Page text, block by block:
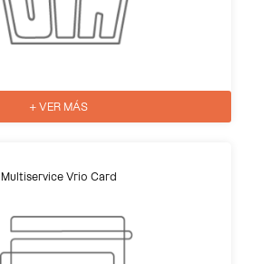
+ VER MÁS
Multiservice Vrio Card